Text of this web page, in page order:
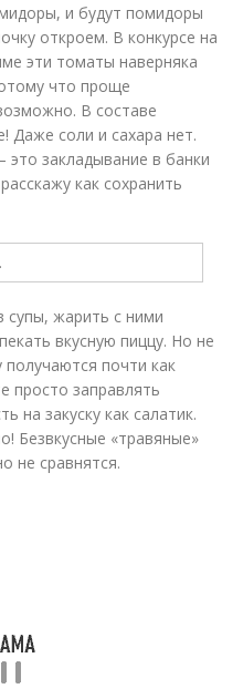
и будут помидоры
откроем. В конкурсе на
эти томаты наверняка
что проще
В составе
Даже соли и сахара нет.
это закладывание в банки
как сохранить
жарить с ними
вкусную пиццу. Но не
почти как
просто заправлять
на закуску как салатик.
Безвкусные «травяные»
не сравнятся.